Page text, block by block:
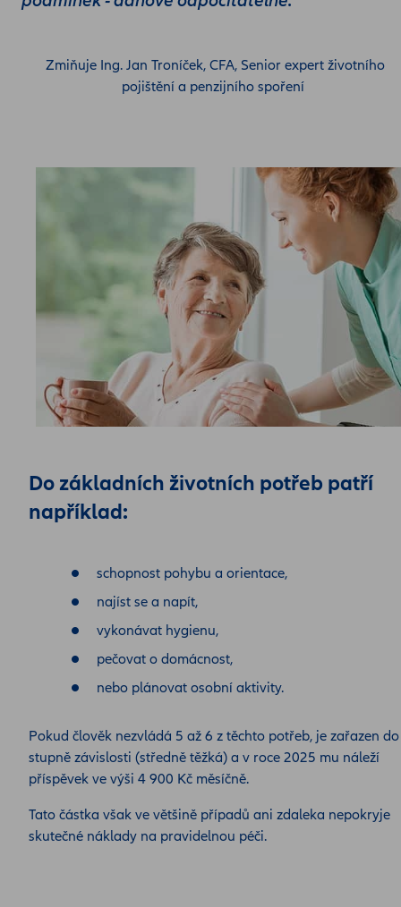
Zmiňuje Ing. Jan Troníček, CFA, Senior expert životního
pojištění a penzijního spoření
Do základních životních potřeb patří
například:
schopnost pohybu a orientace,
najíst se a napít,
vykonávat hygienu,
pečovat o domácnost,
nebo plánovat osobní aktivity.
Pokud člověk nezvládá 5 až 6 z těchto potřeb, je zařazen do
stupně závislosti (středně těžká) a v roce 2025 mu náleží
příspěvek ve výši 4 900 Kč měsíčně.
Tato částka však ve většině případů ani zdaleka nepokryje
skutečné náklady na pravidelnou péči.